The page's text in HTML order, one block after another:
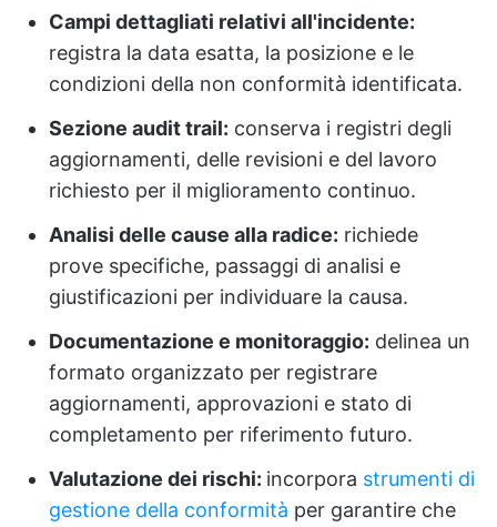
Campi dettagliati relativi all'incidente:
registra la data esatta, la posizione e le
condizioni della non conformità identificata.
Sezione audit trail: conserva i registri degli
aggiornamenti, delle revisioni e del lavoro
richiesto per il miglioramento continuo.
Analisi delle cause alla radice: richiede
prove specifiche, passaggi di analisi e
giustificazioni per individuare la causa.
Documentazione e monitoraggio: delinea un
formato organizzato per registrare
aggiornamenti, approvazioni e stato di
completamento per riferimento futuro.
Valutazione dei rischi: incorpora strumenti di
gestione della conformità per garantire che